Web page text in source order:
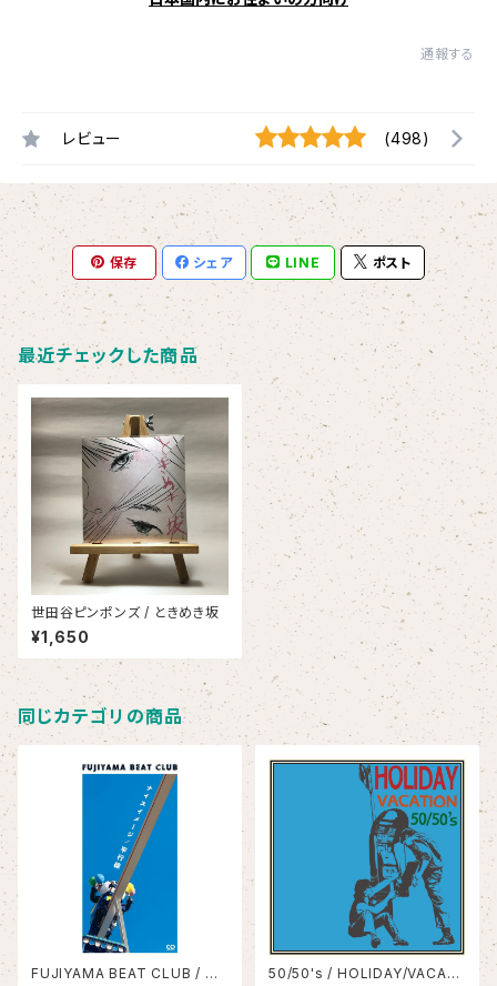
通報する
レビュー (498)
保存 シェア LINE ポスト
最近チェックした商品
世田谷ピンポンズ / ときめき坂
¥1,650
同じカテゴリの商品
FUJIYAMA BEAT CLUB / ナ
50/50's / HOLIDAY/VACATI